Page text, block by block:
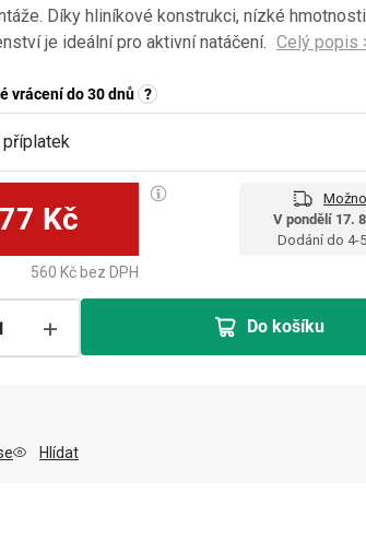
Díky hliníkové konstrukci, nízké
je ideální pro aktivní natáčení.
vrácení do 30 dnů ?
Kč
V pondělí 17.
Dodání do 4-
560 Kč bez DPH
Do košíku
Hlídat